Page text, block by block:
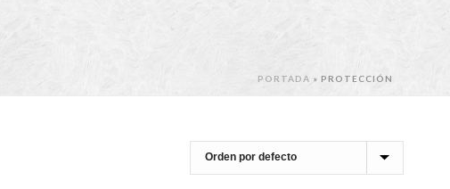
PORTADA » PROTECCIÓN